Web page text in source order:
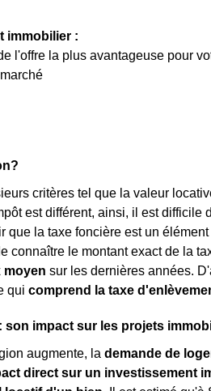
immobilier :
l'offre la plus avantageuse pour
critères tel que la valeur
est différent, ainsi, il est difficile
que la taxe foncière est un
le montant exact de la
moyen sur les dernières années.
qui comprend la taxe
son impact sur les projets
augmente, la demande de
direct sur un investissement